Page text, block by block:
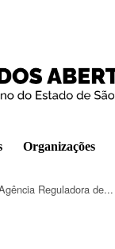
Organizações
Reguladora de...